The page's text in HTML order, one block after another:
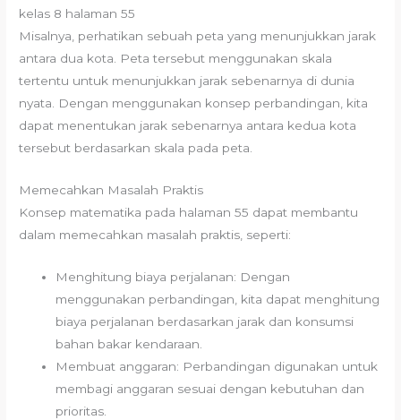
kelas 8 halaman 55
Misalnya, perhatikan sebuah peta yang menunjukkan jarak
antara dua kota. Peta tersebut menggunakan skala
tertentu untuk menunjukkan jarak sebenarnya di dunia
nyata. Dengan menggunakan konsep perbandingan, kita
dapat menentukan jarak sebenarnya antara kedua kota
tersebut berdasarkan skala pada peta.
Memecahkan Masalah Praktis
Konsep matematika pada halaman 55 dapat membantu
dalam memecahkan masalah praktis, seperti:
Menghitung biaya perjalanan: Dengan
menggunakan perbandingan, kita dapat menghitung
biaya perjalanan berdasarkan jarak dan konsumsi
bahan bakar kendaraan.
Membuat anggaran: Perbandingan digunakan untuk
membagi anggaran sesuai dengan kebutuhan dan
prioritas.